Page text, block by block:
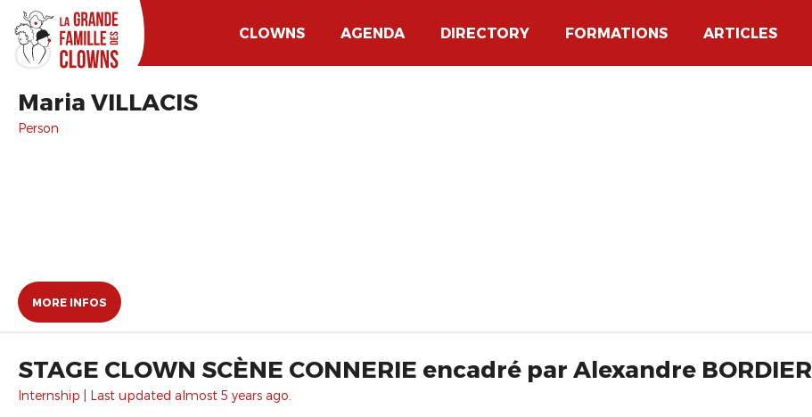
CLOWNS AGENDA DIRECTORY FORMATIONS ARTICLES
Maria VILLACIS
Person
MORE INFOS
STAGE CLOWN SCÈNE CONNERIE encadré par Alexandre BORDIER
Internship | Last updated almost 5 years ago.